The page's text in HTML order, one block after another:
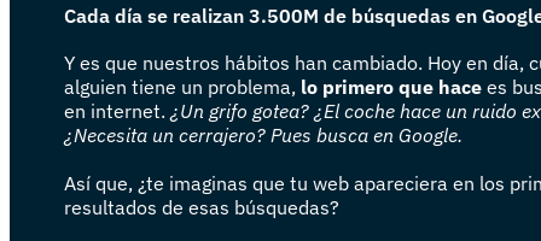
Cada día se realizan 3.500M de búsquedas en
Y es que nuestros hábitos han cambiado. Hoy en día,
alguien tiene un problema, lo primero que hace es
en internet. ¿Un grifo gotea? ¿El coche hace un ruido
¿Necesita un cerrajero? Pues busca en Google.
Así que, ¿te imaginas que tu web apareciera en los
resultados de esas búsquedas?